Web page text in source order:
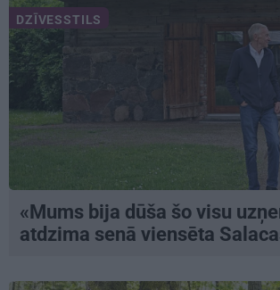
DZĪVESSTILS
«Mums bija dūša šo visu
atdzima senā viensēta